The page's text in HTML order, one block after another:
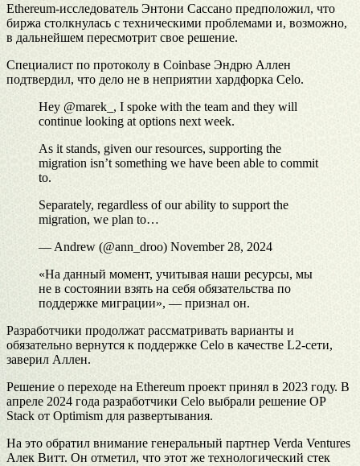
Ethereum-исследователь Энтони Сассано предположил, что
биржа столкнулась с техническими проблемами и, возможно,
в дальнейшем пересмотрит свое решение.
Специалист по протоколу в Coinbase Эндрю Аллен
подтвердил, что дело не в неприятии хардфорка Celo.
Hey @marek_, I spoke with the team and they will
continue looking at options next week.
As it stands, given our resources, supporting the
migration isn’t something we have been able to commit
to.
Separately, regardless of our ability to support the
migration, we plan to…
— Andrew (@ann_droo) November 28, 2024
«На данный момент, учитывая наши ресурсы, мы
не в состоянии взять на себя обязательства по
поддержке миграции», — признал он.
Разработчики продолжат рассматривать варианты и
обязательно вернутся к поддержке Celo в качестве L2-сети,
заверил Аллен.
Решение о переходе на Ethereum проект принял в 2023 году. В
апреле 2024 года разработчики Celo выбрали решение OP
Stack от Optimism для развертывания.
На это обратил внимание генеральный партнер Verda Ventures
Алек Витт. Он отметил, что этот же технологический стек